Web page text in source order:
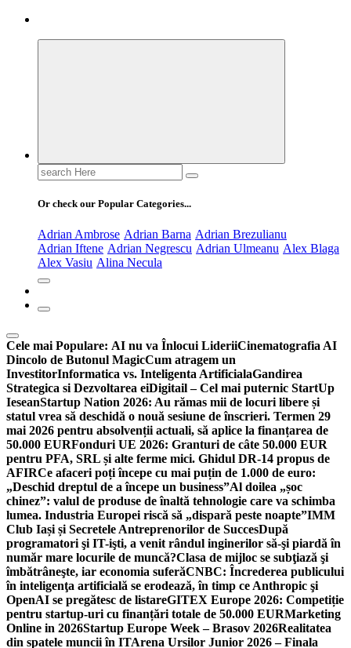
Search
for:
Or check our Popular Categories...
Adrian Ambrose Adrian Barna Adrian Brezulianu
Adrian Iftene Adrian Negrescu Adrian Ulmeanu Alex Blaga
Alex Vasiu Alina Necula
Cele mai Populare: AI nu va Înlocui LideriiCinematografia AI
Dincolo de Butonul MagicCum atragem un
InvestitorInformatica vs. Inteligenta ArtificialaGandirea
Strategica si Dezvoltarea eiDigitail – Cel mai puternic StartUp
IeseanStartup Nation 2026: Au rămas mii de locuri libere și
statul vrea să deschidă o nouă sesiune de înscrieri. Termen 29
mai 2026 pentru absolvenții actuali, să aplice la finanțarea de
50.000 EURFonduri UE 2026: Granturi de câte 50.000 EUR
pentru PFA, SRL și alte ferme mici. Ghidul DR-14 propus de
AFIRCe afaceri poți începe cu mai puțin de 1.000 de euro:
„Deschid dreptul de a începe un business”Al doilea „șoc
chinez”: valul de produse de înaltă tehnologie care va schimba
lumea. Industria Europei riscă să „dispară peste noapte”IMM
Club Iași și Secretele Antreprenorilor de SuccesDupă
programatori şi IT-işti, a venit rândul inginerilor să-şi piardă în
număr mare locurile de muncă?Clasa de mijloc se subţiază şi
îmbătrâneşte, iar economia suferăCNBC: Încrederea publicului
în inteligenţa artificială se erodează, în timp ce Anthropic şi
OpenAI se pregătesc de listareGITEX Europe 2026: Competiție
pentru startup-uri cu finanțări totale de 50.000 EURMarketing
Online in 2026Startup Europe Week – Brasov 2026Realitatea
din spatele muncii în ITArena Ursilor Junior 2026 – Finala